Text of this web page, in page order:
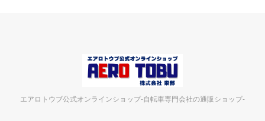
エアロトウブ公式オンラインショップ-自転車専門会社の通販ショップ-